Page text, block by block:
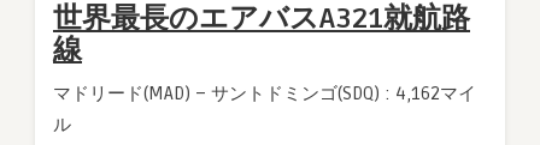
世界最長のエアバスA321就航路
線
マドリード(MAD) – サントドミンゴ(SDQ) : 4,162マイ
ル